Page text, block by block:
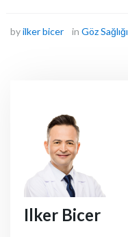
byilker bicer in Göz Sağlığı
Ilker Bicer